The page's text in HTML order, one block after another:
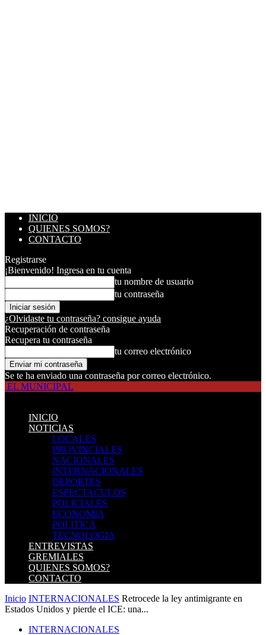
INICIO
QUIENES SOMOS?
CONTACTO
Registrarse
¡Bienvenido! Ingresa en tu cuenta
tu nombre de usuario
tu contraseña
¿Olvidaste tu contraseña? consigue ayuda
Recuperación de contraseña
Recupera tu contraseña
tu correo electrónico
Se te ha enviado una contraseña por correo electrónico.
EL MUNICIPAL
INICIO
NOTICIAS
LOCALES
PROVINCIALES
NACIONALES
INTERNACIONALES
DEPORTES
ESPECTACULOS
POLICIALES
ECONOMIA
POLITICA
TECNOLOGIA
ENTREVISTAS
GREMIALES
QUIENES SOMOS?
CONTACTO
Inicio INTERNACIONALES Retrocede la ley antimigrante en
Estados Unidos y pierde el ICE: una...
INTERNACIONALES